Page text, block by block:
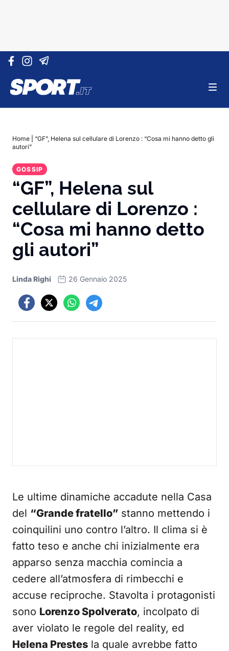
Vai al contenuto
Home
“GF”, Helena sul cellulare di Lorenzo : “Cosa mi hanno detto gli
autori”
GOSSIP
“GF”, Helena sul
cellulare di Lorenzo :
“Cosa mi hanno detto
gli autori”
Linda Righi 26 Gennaio 2025
Le ultime dinamiche accadute nella Casa
del “Grande fratello” stanno mettendo i
coinquilini uno contro l’altro. Il clima si è
fatto teso e anche chi inizialmente era
apparso senza macchia comincia a
cedere all’atmosfera di rimbecchi e
accuse reciproche. Stavolta i protagonisti
sono Lorenzo Spolverato, incolpato di
aver violato le regole del reality, ed
Helena Prestes la quale avrebbe fatto